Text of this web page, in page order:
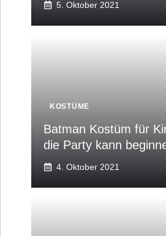
5. Oktober 2021
KOSTÜME
Batman Kostüm für
die Party kann
4. Oktober 2021